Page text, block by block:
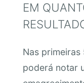
EM
Nas primeiras
poderá notar